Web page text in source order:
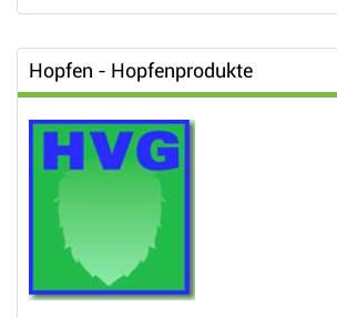
Hopfen - Hopfenprodukte